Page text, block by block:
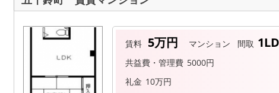
賃料 5万円 マンション 間取
共益費・管理費 5000円
礼金 10万円